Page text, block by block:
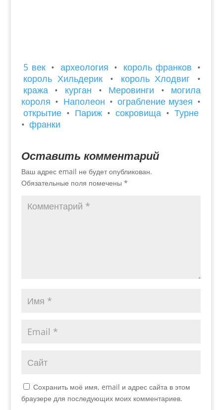
5 век • археология • король франков •
король Хильдерик
• король Хлодвиг
•
кража
• курган • Меровинги •
могила
короля • Наполеон • ограбление музея •
открытие • Париж • сокровища • Турне
• франки
Оставить комментарий
Ваш адрес email не будет опубликован.
Обязательные поля помечены *
Сохранить моё имя, email и адрес сайта в этом
браузере для последующих моих комментариев.